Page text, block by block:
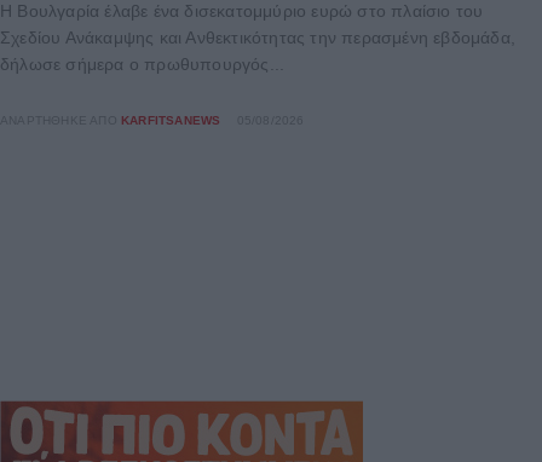
Η Βουλγαρία έλαβε ένα δισεκατομμύριο ευρώ στο πλαίσιο του
Σχεδίου Ανάκαμψης και Ανθεκτικότητας την περασμένη εβδομάδα,
δήλωσε σήμερα ο πρωθυπουργός...
ΑΝΑΡΤΉΘΗΚΕ ΑΠΌ KARFITSANEWS